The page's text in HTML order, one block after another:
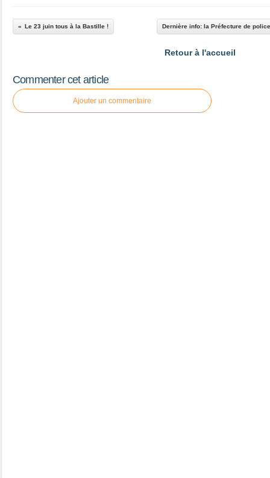
Le 23 juin tous à la Bastille ! Dernière info: la Préfecture de
Retour à l'accueil
Commenter cet article
Ajouter un commentaire